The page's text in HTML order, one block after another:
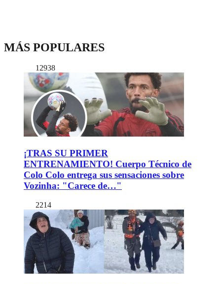
MÁS POPULARES
12938
¡TRAS SU PRIMER
ENTRENAMIENTO! Cuerpo Técnico de
Colo Colo entrega sus sensaciones sobre
Vozinha: "Carece de…"
2214